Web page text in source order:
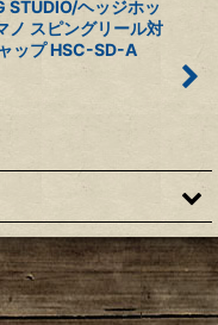
STUDIO/ヘッジホッ
ノ スピングリール対
ップ HSC-SD-A
タムパーツ
カスタムパーツ